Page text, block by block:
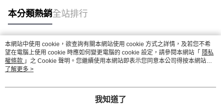
本分類熱銷全站排行
熱門標籤
本網站中使用 cookie，欲查詢有關本網站使用 cookie 方式之詳情，及若您不希
望在電腦上使用 cookie 時應如何變更電腦的 cookie 設定，請參閱本網站「 隱私
權條款 」之 Cookie 聲明。您繼續使用本網站即表示您同意本公司得按本網站使
用條款之 Cookie 聲明使用 cookie。
了解更多 >
我知道了